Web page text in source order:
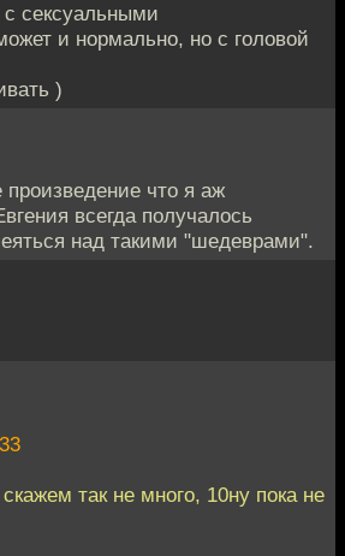
с сексуальными
и нормально, но с головой
)
произведение что я аж
всегда получалось
над такими "шедеврами".
так не много, 10ну пока не